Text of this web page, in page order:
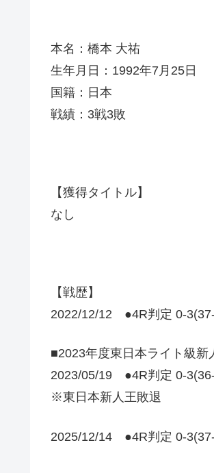
本名：橋本 大祐
生年月日：1992年7月25日
国籍：日本
戦績：3戦3敗
【獲得タイトル】
なし
【戦歴】
2022/12/12 ●4R判定 0-
■2023年度東日本ライト級新
2023/05/19 ●4R判定 0-
※東日本新人王敗退
2025/12/14 ●4R判定 0-